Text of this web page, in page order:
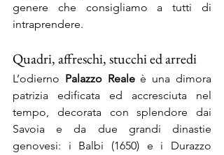
genere che consigliamo a tutti di
intraprendere.
Quadri, affreschi, stucchi ed arredi
L’odierno Palazzo Reale è una dimora
patrizia edificata ed accresciuta nel
tempo, decorata con splendore dai
Savoia e da due grandi dinastie
genovesi: i Balbi (1650) e i Durazzo